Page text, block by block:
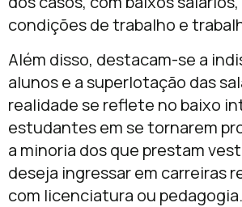
condições de trabalho e
Além disso, destacam-se a
alunos e a superlotação das
realidade se reflete no baixo
estudantes em se tornarem
a minoria dos que prestam
deseja ingressar em carreiras
com licenciatura ou pedagogia.